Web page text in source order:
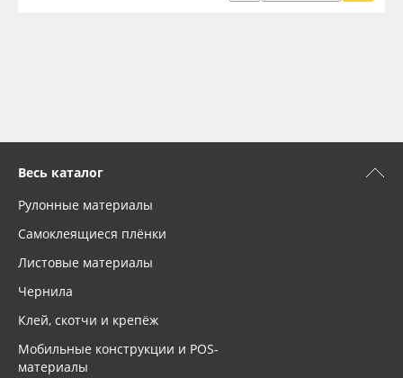
Весь каталог
Рулонные материалы
Самоклеящиеся плёнки
Листовые материалы
Чернила
Клей, скотчи и крепёж
Мобильные конструкции и POS-
материалы